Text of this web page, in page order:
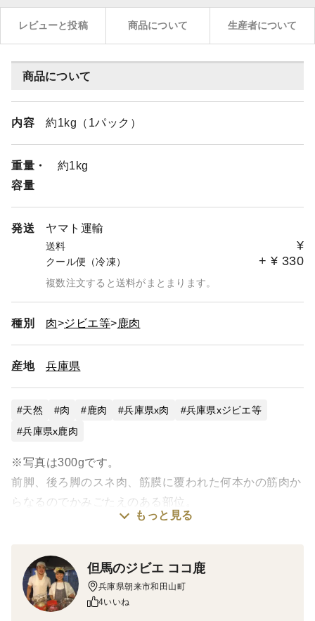
レビューと投稿 商品について 生産者について
商品について
内容 約1kg（1パック）
重量・
容量
約1kg
発送 ヤマト運輸
送料 ¥
クール便（冷凍） + ¥ 330
複数注文すると送料がまとまります。
種別 肉 ジビエ等 鹿肉
産地 兵庫県
天然 肉 鹿肉 兵庫県x肉
兵庫県xジビエ等
兵庫県x鹿肉
※写真は300gです。
前脚、後ろ脚のスネ肉、筋膜に覆われた何本かの筋肉か
らなるのでかみごたえのある部位。
繊維に直角に包丁を入れブツ切りにし、煮込んだり、圧
カレーやシチュー、土手煮などにおすすめです。
【美味しさの秘訣】仕留めてから１時間以内の素早い処
もっと見る
但馬のジビエ ココ鹿
兵庫県朝来市和田山町
4いいね